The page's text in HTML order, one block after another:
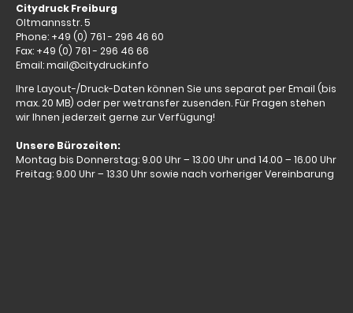
Citydruck Freiburg
Oltmannsstr. 5
Phone: +49 (0) 761 - 296 46 60
Fax: +49 (0) 761 - 296 46 66
Email: mail@citydruck.info
Ihre Layout-/Druck-Daten können Sie uns separat per Email (bis
max. 20 MB) oder per wetransfer zusenden. Für Fragen stehen
wir Ihnen jederzeit gerne zur Verfügung!
Unsere Bürozeiten:
Montag bis Donnerstag: 9.00 Uhr – 13.00 Uhr und 14.00 – 16.00 Uhr
Freitag: 9.00 Uhr – 13.30 Uhr sowie nach vorheriger Vereinbarung